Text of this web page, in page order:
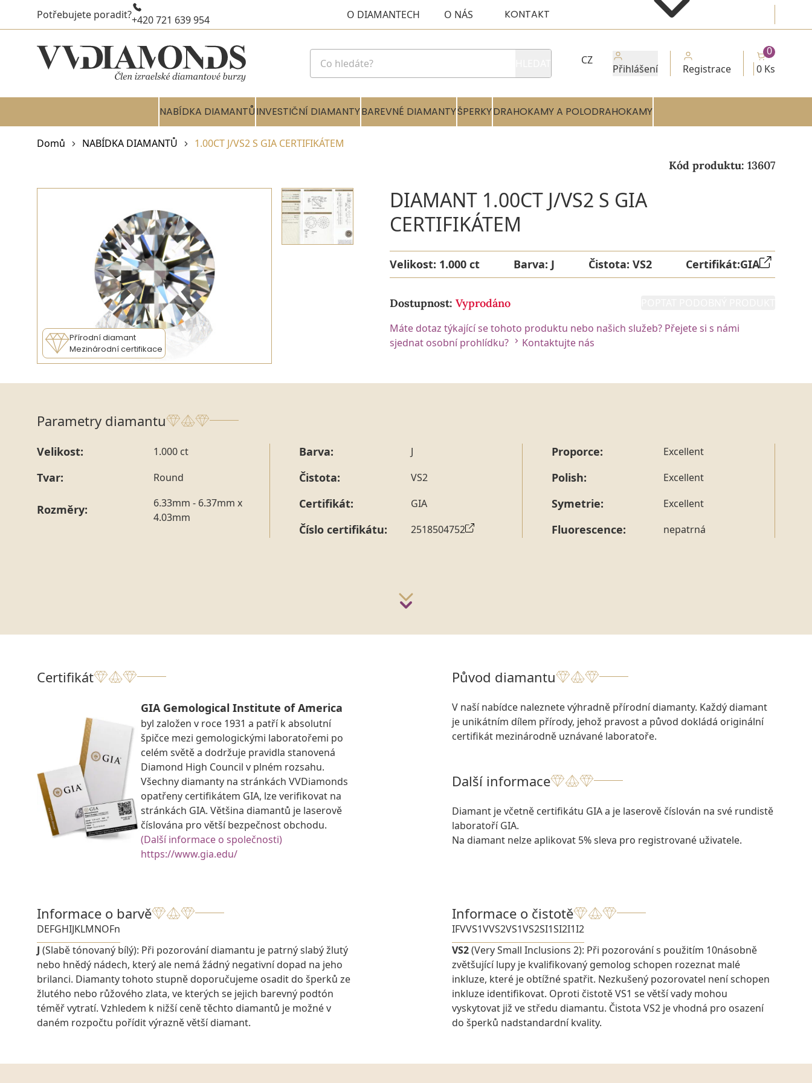
Potřebujete poradit?+420 721 639 954 O DIAMANTECH O NÁS KONTAKT
CZ
Přihlášení Registrace 0 Ks
0
NABÍDKA DIAMANTŮINVESTIČNÍ DIAMANTYBAREVNÉ DIAMANTYŠPERKYDRAHOKAMY A POLODRAHOKAMY
Domů NABÍDKA DIAMANTŮ 1.00CT J/VS2 S GIA CERTIFIKÁTEM
Kód produktu: 13607
Přírodní diamant
Mezinárodní certifikace
DIAMANT 1.00CT J/VS2 S GIA
CERTIFIKÁTEM
Velikost: 1.000 ct Barva: J Čistota: VS2 Certifikát:GIA
Dostupnost: Vyprodáno
Máte dotaz týkající se tohoto produktu nebo našich služeb? Přejete si s námi
sjednat osobní prohlídku?
Kontaktujte nás
Parametry diamantu
Velikost: 1.000 ct
Tvar: Round
Rozměry:
6.33mm - 6.37mm x
4.03mm
Barva: J
Čistota: VS2
Certifikát: GIA
Číslo certifikátu: 2518504752
Proporce: Excellent
Polish: Excellent
Symetrie: Excellent
Fluorescence: nepatrná
Certifikát
GIA Gemological Institute of America
byl založen v roce 1931 a patří k absolutní
špičce mezi gemologickými laboratořemi po
celém světě a dodržuje pravidla stanovená
Diamond High Council v plném rozsahu.
Všechny diamanty na stránkách VVDiamonds
opatřeny certifikátem GIA, lze verifikovat na
stránkách GIA. Většina diamantů je laserově
číslována pro větší bezpečnost obchodu.
(Další informace o společnosti)
https://www.gia.edu/
Původ diamantu
V naší nabídce naleznete výhradně přírodní diamanty. Každý diamant
je unikátním dílem přírody, jehož pravost a původ dokládá originální
certifikát mezinárodně uznávané laboratoře.
Další informace
Diamant je včetně certifikátu GIA a je laserově číslován na své rundistě
laboratoří GIA.
Na diamant nelze aplikovat 5% sleva pro registrované uživatele.
Informace o barvě
DEFGHIJKLMNOFn
J (Slabě tónovaný bílý): Při pozorování diamantu je patrný slabý žlutý
nebo hnědý nádech, který ale nemá žádný negativní dopad na jeho
brilanci. Diamanty tohoto stupně doporučujeme osadit do šperků ze
žlutého nebo růžového zlata, ve kterých se jejich barevný podtón
téměř vytratí. Vzhledem k nižší ceně těchto diamantů je možné v
daném rozpočtu pořídit výrazně větší diamant.
Informace o čistotě
IFVVS1VVS2VS1VS2SI1SI2I1I2
VS2(Very Small Inclusions 2): Při pozorování s použitím 10násobně
zvětšující lupy je kvalifikovaný gemolog schopen rozeznat malé
inkluze, které je obtížné spatřit. Nezkušený pozorovatel není schopen
inkluze identifikovat. Oproti čistotě VS1 se větší vady mohou
vyskytovat již ve středu diamantu. Čistota VS2 je vhodná pro osazení
do šperků nadstandardní kvality.